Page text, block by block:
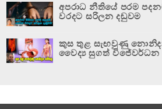
අපරාධ නීතියේ පරම
වරදට සරිලන දඬුවම
කුස තුළ සැඟවුණු
වෛද්‍ය සුගත් විජේවර්ධන